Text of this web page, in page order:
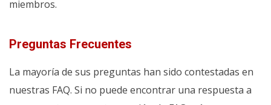
miembros.
Preguntas Frecuentes
La mayoría de sus preguntas han sido contestadas en
nuestras FAQ. Si no puede encontrar una respuesta a